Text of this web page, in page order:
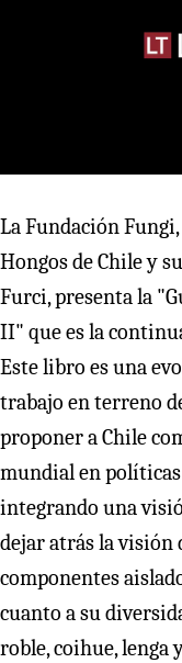
La Fundación
Hongos de Chile y
Furci, presenta la
II" que es la
Este libro es una
trabajo en terreno
proponer a Chile
mundial en
integrando una
dejar atrás la
componentes
cuanto a su
roble, coihue, lenga